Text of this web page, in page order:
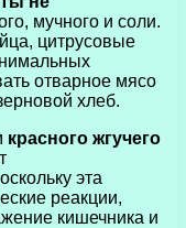
мучного и соли.
цитрусовые
отварное мясо
хлеб.
красного жгучего
эта
реакции,
кишечника и